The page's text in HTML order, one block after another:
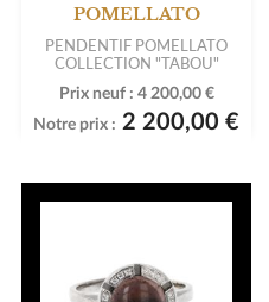
POMELLATO
PENDENTIF POMELLATO
COLLECTION "TABOU"
Prix neuf : 4 200,00 €
Notre prix : 2 200,00 €